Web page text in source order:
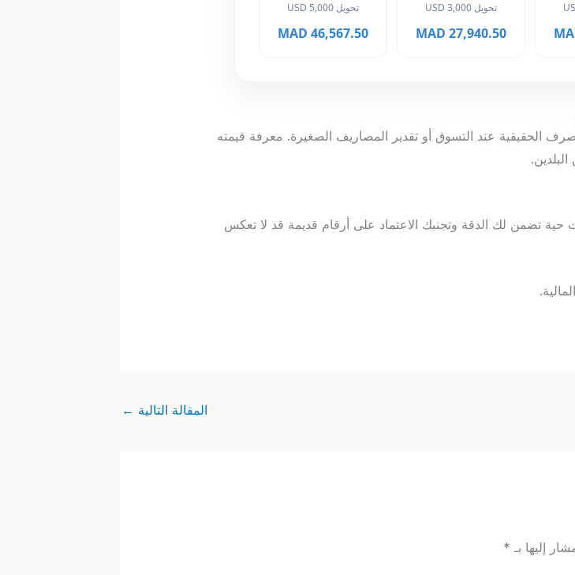
تحويل 3,000 USD
27,940.50 MAD
تحويل 5,000 USD
46,567.50 MAD
الحقيقية عند التسوق أو تقدير المصاريف الصغيرة. معرفة قيمته
حية تضمن لك الدقة وتجنبك الاعتماد على أرقام قديمة قد لا تعكس
المقالة التالية ←
إليها بـ *